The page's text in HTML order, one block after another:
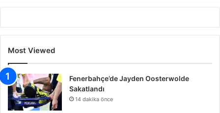
Most Viewed
Fenerbahçe’de Jayden Oosterwolde
Sakatlandı
14 dakika önce